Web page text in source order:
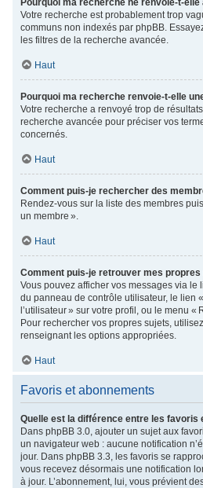
Pourquoi ma recherche ne renvoie-t-
Votre recherche est probablement trop
communs non indexés par phpBB.
les filtres de la recherche avancée.
Haut
Pourquoi ma recherche renvoie-t-elle
Votre recherche a renvoyé trop de
recherche avancée pour préciser vos
concernés.
Haut
Comment puis-je rechercher des
Rendez-vous sur la liste des membres
un membre ».
Haut
Comment puis-je retrouver mes
Vous pouvez afficher vos messages via le
du panneau de contrôle utilisateur, le lien
l’utilisateur » sur votre profil, ou le menu «
Pour rechercher vos propres sujets,
renseignant les options appropriées.
Haut
Favoris et abonnements
Quelle est la différence entre les favoris
Dans phpBB 3.0, ajouter un sujet aux
un navigateur web : aucune notification
jour. Dans phpBB 3.3, les favoris se
vous recevez désormais une notification
à jour. L’abonnement, lui, vous prévient